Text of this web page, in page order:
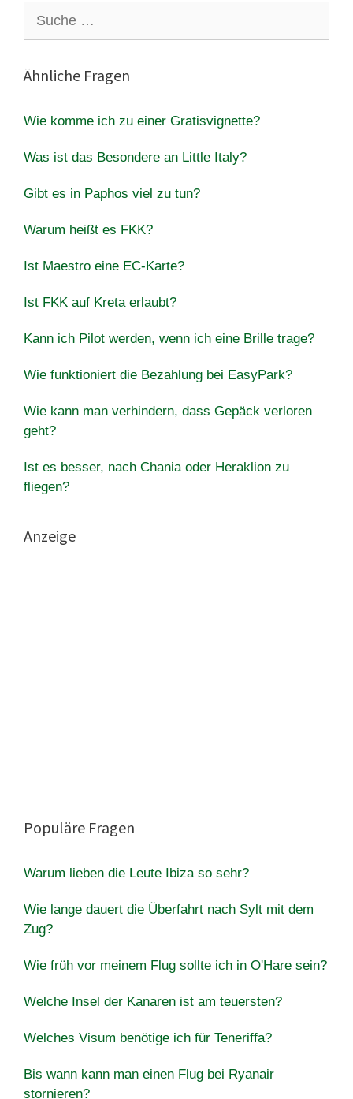
nach:
Ähnliche Fragen
Wie komme ich zu einer Gratisvignette?
Was ist das Besondere an Little Italy?
Gibt es in Paphos viel zu tun?
Warum heißt es FKK?
Ist Maestro eine EC-Karte?
Ist FKK auf Kreta erlaubt?
Kann ich Pilot werden, wenn ich eine Brille trage?
Wie funktioniert die Bezahlung bei EasyPark?
Wie kann man verhindern, dass Gepäck verloren
geht?
Ist es besser, nach Chania oder Heraklion zu
fliegen?
Anzeige
Populäre Fragen
Warum lieben die Leute Ibiza so sehr?
Wie lange dauert die Überfahrt nach Sylt mit dem
Zug?
Wie früh vor meinem Flug sollte ich in O'Hare sein?
Welche Insel der Kanaren ist am teuersten?
Welches Visum benötige ich für Teneriffa?
Bis wann kann man einen Flug bei Ryanair
stornieren?